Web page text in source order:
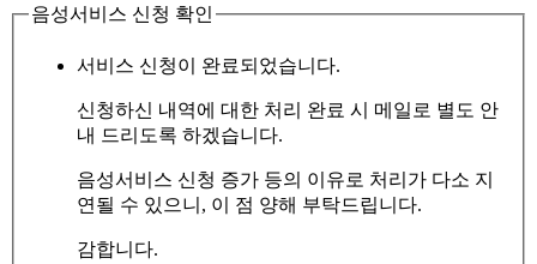
음성서비스 신청 확인
서비스 신청이 완료되었습니다.
신청하신 내역에 대한 처리 완료 시 메일로 별도 안
내 드리도록 하겠습니다.
음성서비스 신청 증가 등의 이유로 처리가 다소 지
연될 수 있으니, 이 점 양해 부탁드립니다.
감합니다.